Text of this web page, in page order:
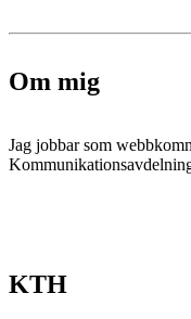
Om mig
Jag jobbar som
KTH